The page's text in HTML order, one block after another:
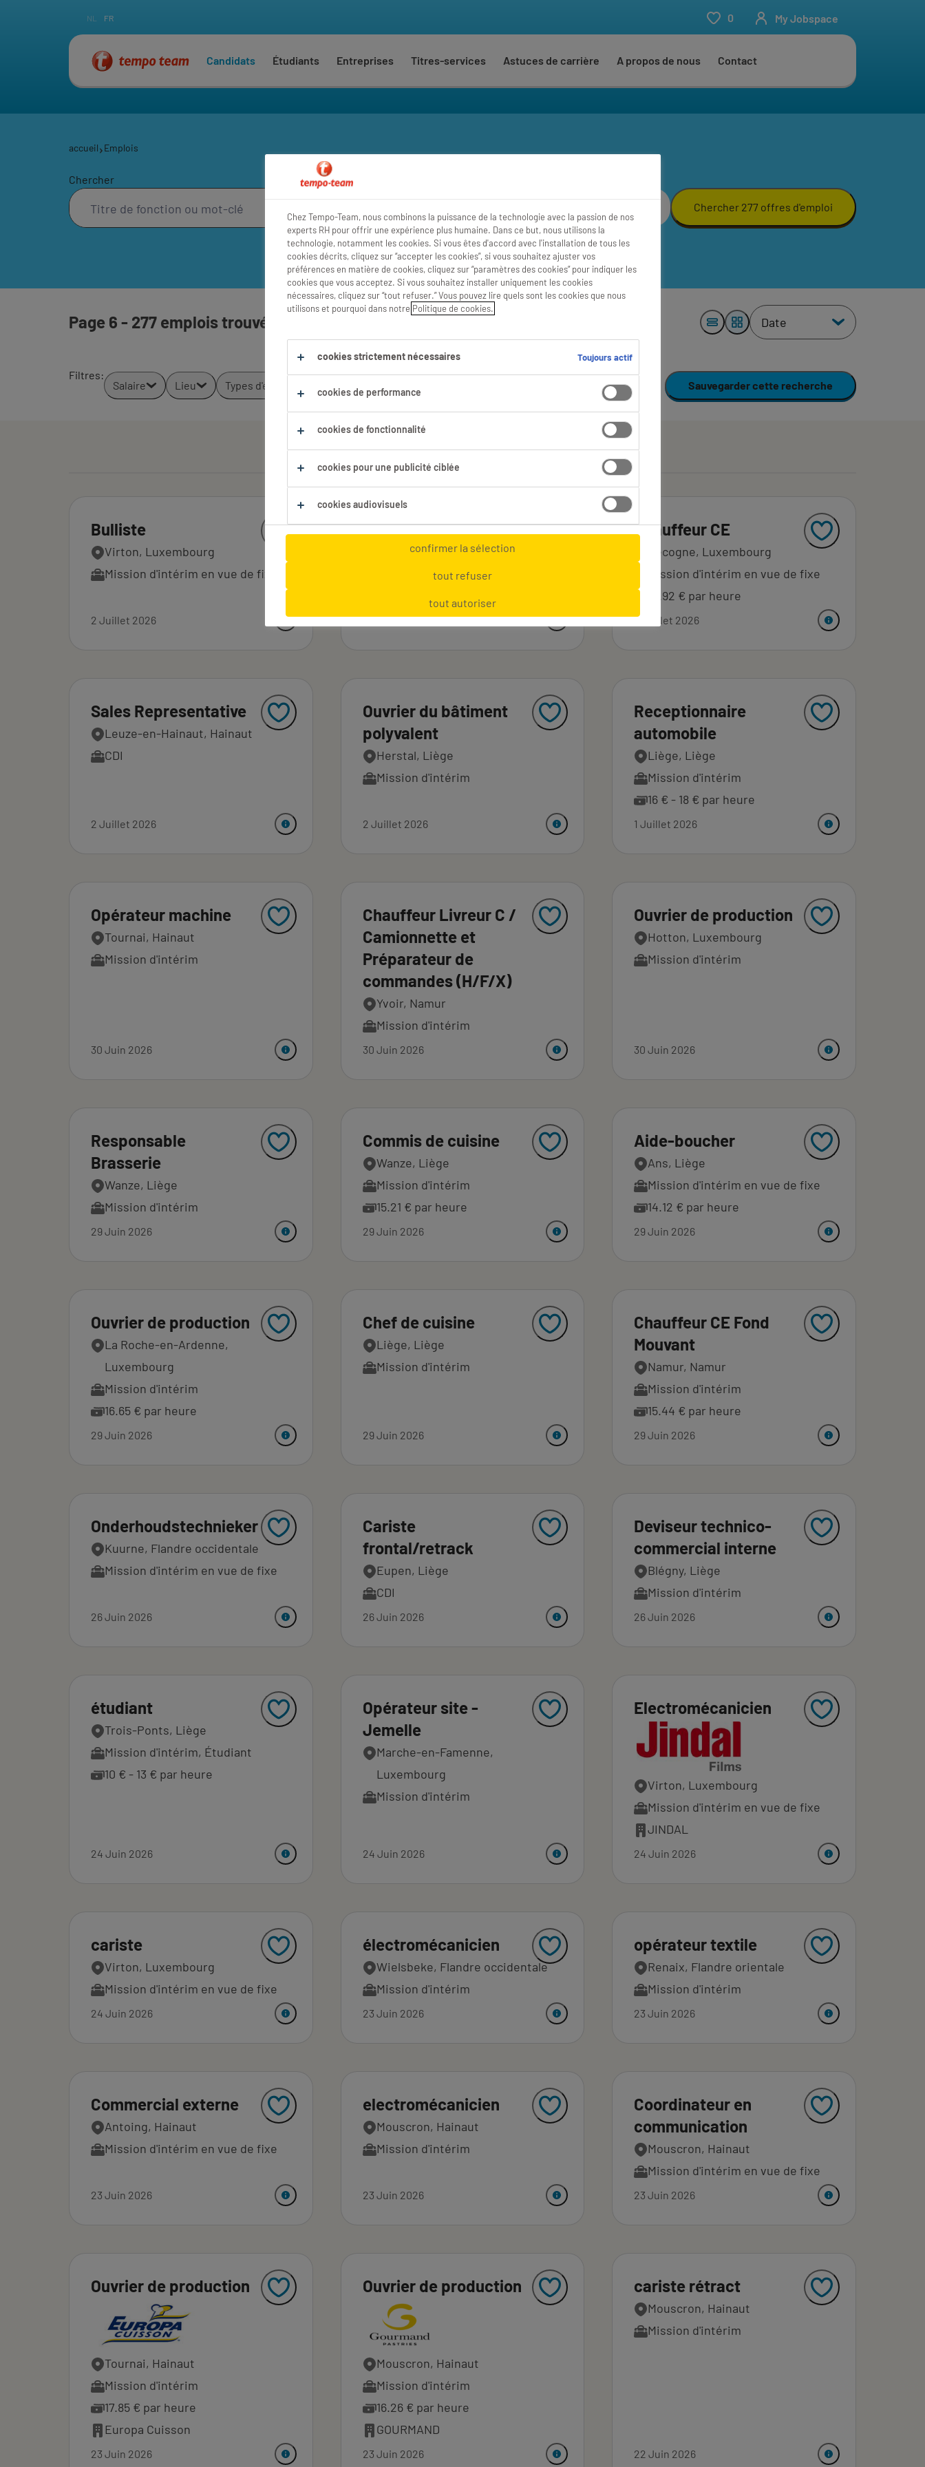
Candidats Étudiants Entreprises Titres-services Astuces de carrière A propos de nous Contact
0 My Jobspace
NL FR
accueil Emplois
Chercher Où
Chercher 277 offres d'emploi
Page 6 - 277 emplois trouvés pour toi.
Filtres:
Salaire Lieu Types d'emploi Domaine professionnel Sauvegarder cette recherche
Page 6
Bulliste
Virton, Luxembourg
Mission d'intérim en vue de fixe
2 Juillet 2026
chauffeur CE
Neufchâteau, Luxembourg
Mission d'intérim en vue de fixe
2 Juillet 2026
Chauffeur CE
Recogne, Luxembourg
Mission d'intérim en vue de fixe
14.92 € par heure
2 Juillet 2026
Sales Representative
Leuze-en-Hainaut, Hainaut
CDI
2 Juillet 2026
Ouvrier du bâtiment
polyvalent
Herstal, Liège
Mission d'intérim
2 Juillet 2026
Receptionnaire
automobile
Liège, Liège
Mission d'intérim
16 € - 18 € par heure
1 Juillet 2026
Opérateur machine
Tournai, Hainaut
Mission d'intérim
30 Juin 2026
Chauffeur Livreur C /
Camionnette et
Préparateur de
commandes (H/F/X)
Yvoir, Namur
Mission d'intérim
30 Juin 2026
Ouvrier de production
Hotton, Luxembourg
Mission d'intérim
30 Juin 2026
Responsable
Brasserie
Wanze, Liège
Mission d'intérim
29 Juin 2026
Commis de cuisine
Wanze, Liège
Mission d'intérim
15.21 € par heure
29 Juin 2026
Aide-boucher
Ans, Liège
Mission d'intérim en vue de fixe
14.12 € par heure
29 Juin 2026
Ouvrier de production
La Roche-en-Ardenne,
Luxembourg
Mission d'intérim
16.65 € par heure
29 Juin 2026
Chef de cuisine
Liège, Liège
Mission d'intérim
29 Juin 2026
Chauffeur CE Fond
Mouvant
Namur, Namur
Mission d'intérim
15.44 € par heure
29 Juin 2026
Onderhoudstechnieker
Kuurne, Flandre occidentale
Mission d'intérim en vue de fixe
26 Juin 2026
Cariste
frontal/retrack
Eupen, Liège
CDI
26 Juin 2026
Deviseur technico-
commercial interne
Blégny, Liège
Mission d'intérim
26 Juin 2026
étudiant
Trois-Ponts, Liège
Mission d'intérim, Étudiant
10 € - 13 € par heure
24 Juin 2026
Opérateur site -
Jemelle
Marche-en-Famenne,
Luxembourg
Mission d'intérim
24 Juin 2026
Electromécanicien
Virton, Luxembourg
Mission d'intérim en vue de fixe
JINDAL
24 Juin 2026
cariste
Virton, Luxembourg
Mission d'intérim en vue de fixe
24 Juin 2026
électromécanicien
Wielsbeke, Flandre occidentale
Mission d'intérim
23 Juin 2026
opérateur textile
Renaix, Flandre orientale
Mission d'intérim
23 Juin 2026
Commercial externe
Antoing, Hainaut
Mission d'intérim en vue de fixe
23 Juin 2026
electromécanicien
Mouscron, Hainaut
Mission d'intérim
23 Juin 2026
Coordinateur en
communication
Mouscron, Hainaut
Mission d'intérim en vue de fixe
23 Juin 2026
Ouvrier de production
Tournai, Hainaut
Mission d'intérim
17.85 € par heure
Europa Cuisson
23 Juin 2026
Ouvrier de production
Mouscron, Hainaut
Mission d'intérim
16.26 € par heure
GOURMAND
23 Juin 2026
cariste rétract
Mouscron, Hainaut
Mission d'intérim
22 Juin 2026
Chez Tempo-Team, nous combinons la puissance de la technologie avec la passion de nos
experts RH pour offrir une expérience plus humaine. Dans ce but, nous utilisons la
technologie, notamment les cookies. Si vous êtes d'accord avec l'installation de tous les
cookies décrits, cliquez sur “accepter les cookies”, si vous souhaitez ajuster vos
préférences en matière de cookies, cliquez sur “paramètres des cookies” pour indiquer les
cookies que vous acceptez. Si vous souhaitez installer uniquement les cookies
nécessaires, cliquez sur “tout refuser.” Vous pouvez lire quels sont les cookies que nous
utilisons et pourquoi dans notre Politique de cookies.
cookies strictement nécessaires Toujours actif
cookies de performance
cookies de fonctionnalité
cookies pour une publicité ciblée
cookies audiovisuels
confirmer la sélection
tout refuser
tout autoriser